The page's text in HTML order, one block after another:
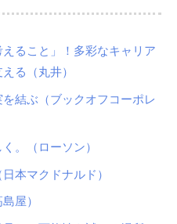
ること」！多彩なキャリア
る（丸井）
結ぶ（ブックオフコーポレ
。（ローソン）
本マクドナルド）
屋）